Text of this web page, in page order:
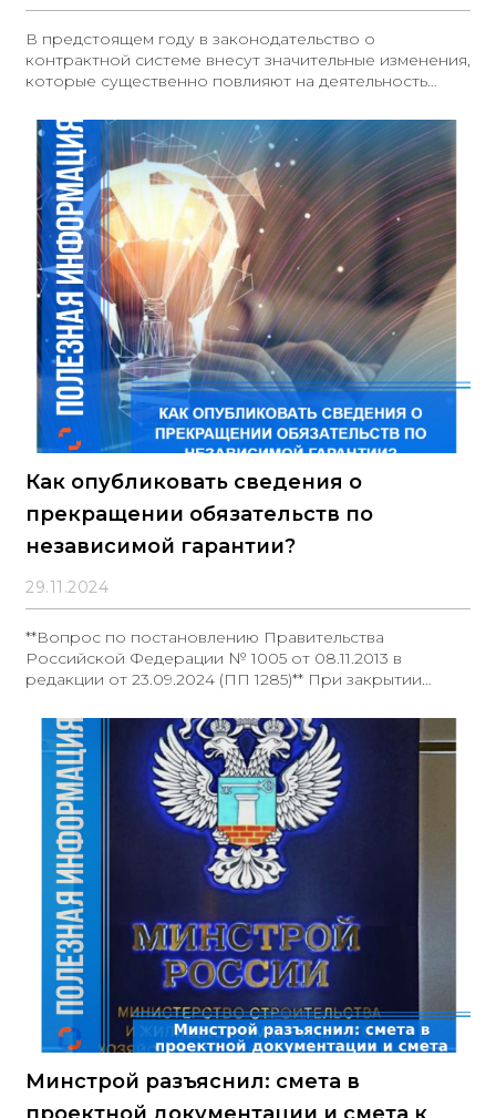
В предстоящем году в законодательство о
контрактной системе внесут значительные изменения,
которые существенно повлияют на деятельность
частности, заказчикам будет разрешено проводить
несколько однотипных малых закупок у одного
поставщика; изменятся требования к формированию
извещений о закупках с неопределённым объёмом;
будут скорректированы правила применения
антидемпинговых мер; расширится перечень товаров,
подлежащих ограничениям, включая новые
медицинские изделия
Как опубликовать сведения о
прекращении обязательств по
независимой гарантии?
29.11.2024
**Вопрос по постановлению Правительства
Российской Федерации № 1005 от 08.11.2013 в
редакции от 23.09.2024 (ПП 1285)** При закрытии
прекращении обязательств, обеспеченных
независимой гарантией
Минстрой разъяснил: смета в
проектной документации и смета к